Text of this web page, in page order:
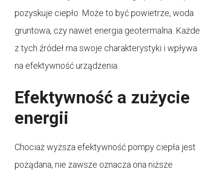
pozyskuje ciepło. Może to być powietrze, woda
gruntowa, czy nawet energia geotermalna. Każde
z tych źródeł ma swoje charakterystyki i wpływa
na efektywność urządzenia.
Efektywność a zużycie
energii
Chociaż wyższa efektywność pompy ciepła jest
pożądana, nie zawsze oznacza ona niższe